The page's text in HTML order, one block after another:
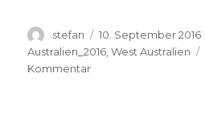
Autor
stefan
Veröffentlicht
am
10. September 2016
Australien_2016 ,West Australien
Kommentarzu